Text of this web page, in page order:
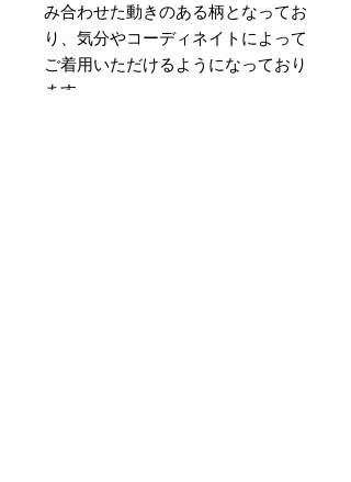
み合わせた動きのある柄となってお
り、気分やコーディネイトによって
ご着用いただけるようになっており
ます。